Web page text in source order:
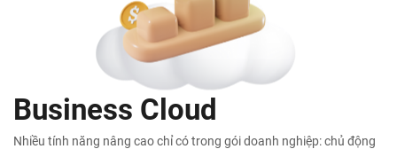
Business Cloud
Nhiều tính năng nâng cao chỉ có trong gói doanh nghiệp: chủ động